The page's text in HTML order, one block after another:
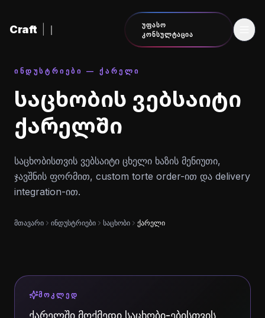
Craft
ᲣᲤᲐᲡᲝ
ᲙᲝᲜᲡᲣᲚᲢᲐᲪᲘᲐ
ᲘᲜᲓᲣᲡᲢᲠᲘᲔᲑᲘ — ᲥᲐᲠᲔᲚᲘ
საცხობის ვებსაიტი
ქარელში
საცხობისთვის ვებსაიტი ცხელი ხაზის მენიუთი,
ჯავშნის ფორმით, custom torte order-ით და delivery
integration-ით.
მთავარი ინდუსტრიები საცხობი ქარელი
ᲛᲝᲙᲚᲔᲓ
ქარელში მოქმედი საცხობი-ებისთვის